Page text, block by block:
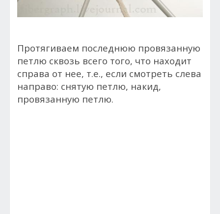
Протягиваем последнюю провязанную
петлю сквозь всего того, что находит
справа от нее, т.е., если смотреть слева
направо: снятую петлю, накид,
провязанную петлю.